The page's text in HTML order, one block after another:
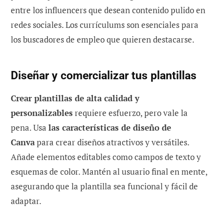
entre los influencers que desean contenido pulido en
redes sociales. Los currículums son esenciales para
los buscadores de empleo que quieren destacarse.
Diseñar y comercializar tus plantillas
Crear plantillas de alta calidad y
personalizables requiere esfuerzo, pero vale la
pena. Usa las características de diseño de
Canvapara crear diseños atractivos y versátiles.
Añade elementos editables como campos de texto y
esquemas de color. Mantén al usuario final en mente,
asegurando que la plantilla sea funcional y fácil de
adaptar.